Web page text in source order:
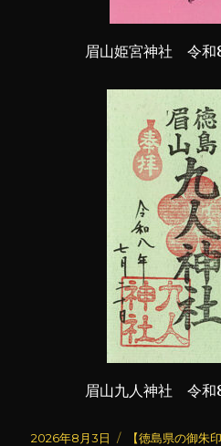
眉山姫宮神社 令和
眉山九人神社 令和
投
2026年8月3日
カ【徳島県の御朱印